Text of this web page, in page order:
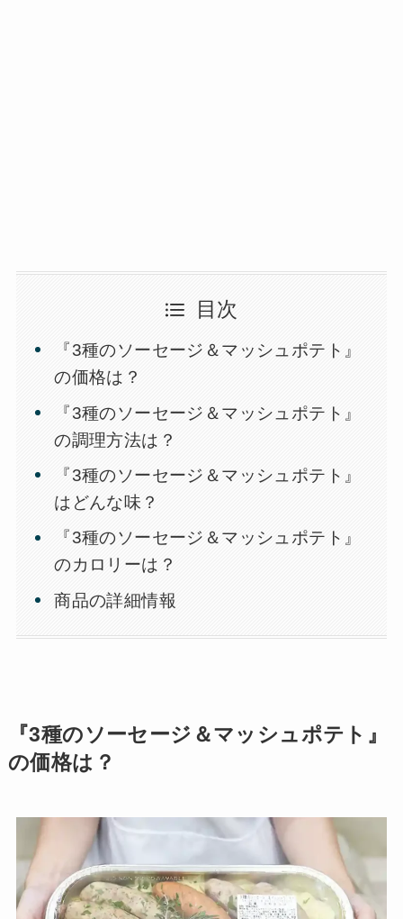
目次
『3種のソーセージ＆マッシュポテト』
の価格は？
『3種のソーセージ＆マッシュポテト』
の調理方法は？
『3種のソーセージ＆マッシュポテト』
はどんな味？
『3種のソーセージ＆マッシュポテト』
のカロリーは？
商品の詳細情報
『3種のソーセージ＆マッシュポテト』
の価格は？